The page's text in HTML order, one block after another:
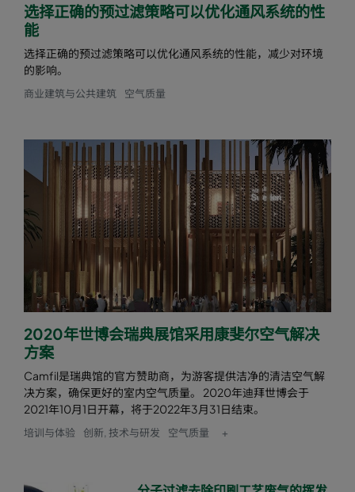
选择正确的预过滤策略可以优化通风系统的性
能
选择正确的预过滤策略可以优化通风系统的性能，减少对环境
的影响。
商业建筑与公共建筑 空气质量
2020年世博会瑞典展馆采用康斐尔空气解决
方案
Camfil是瑞典馆的官方赞助商，为游客提供洁净的清洁空气解
决方案，确保更好的室内空气质量。 2020年迪拜世博会于
2021年10月1日开幕，将于2022年3月31日结束。
培训与体验 创新, 技术与研发 空气质量 +